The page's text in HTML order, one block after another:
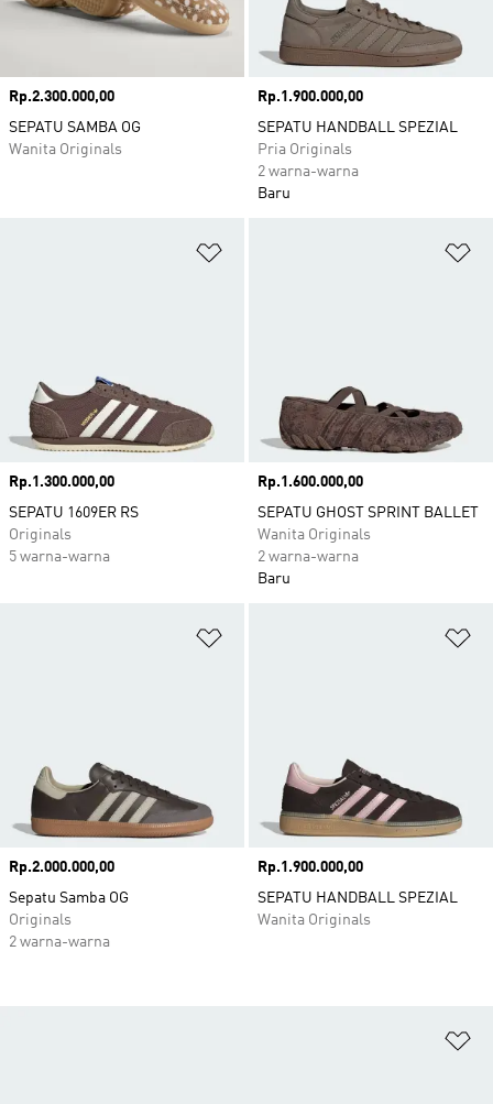
Harga
Rp.2.300.000,00
SEPATU SAMBA OG
Wanita Originals
Harga
Rp.1.900.000,00
SEPATU HANDBALL SPEZIAL
Pria Originals
2 warna-warna
Baru
Harga
Rp.1.300.000,00
SEPATU 1609ER RS
Originals
5 warna-warna
Harga
Rp.1.600.000,00
SEPATU GHOST SPRINT BALLET
Wanita Originals
2 warna-warna
Baru
Harga
Rp.2.000.000,00
Sepatu Samba OG
Originals
2 warna-warna
Harga
Rp.1.900.000,00
SEPATU HANDBALL SPEZIAL
Wanita Originals